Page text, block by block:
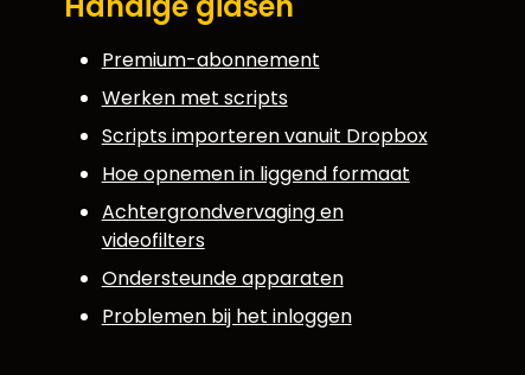
Premium-abonnement
Werken met scripts
Scripts importeren vanuit Dropbox
Hoe opnemen in liggend formaat
Achtergrondvervaging en
videofilters
Ondersteunde apparaten
Problemen bij het inloggen